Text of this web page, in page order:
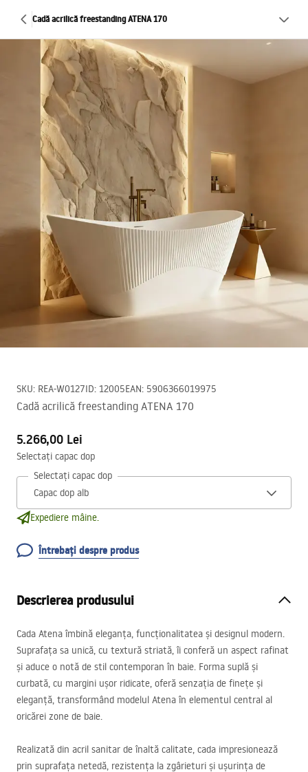
Cadă acrilică freestanding ATENA 170
SKU: REA-W0127ID: 12005EAN: 5906366019975
Cadă acrilică freestanding ATENA 170
5.266,00 Lei
Selectați capac dop
Selectați capac dop
Expediere mâine.
Întrebați despre produs
Descrierea produsului
Cada Atena îmbină eleganța, funcționalitatea și designul modern.
Suprafața sa unică, cu textură striată, îi conferă un aspect rafinat
și aduce o notă de stil contemporan în baie. Forma suplă și
curbată, cu margini ușor ridicate, oferă senzația de finețe și
eleganță, transformând modelul Atena în elementul central al
oricărei zone de baie.
Realizată din acril sanitar de înaltă calitate, cada impresionează
prin suprafața netedă, rezistența la zgârieturi și ușurința de